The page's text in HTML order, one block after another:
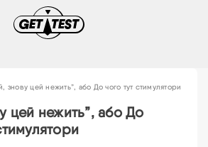
знову цей нежить”, або До чого тут стимулятори
цей нежить”, або До